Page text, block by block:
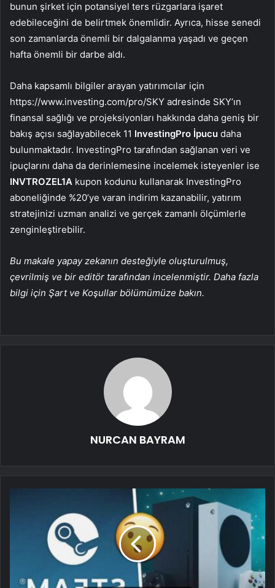
bunun şirket için potansiyel ters rüzgarlara işaret
edebileceğini de belirtmek önemlidir. Ayrıca, hisse senedi
son zamanlarda önemli bir dalgalanma yaşadı ve geçen
hafta önemli bir darbe aldı.
Daha kapsamlı bilgiler arayan yatırımcılar için
https://www.investing.com/pro/SKY adresinde SKY’ın
finansal sağlığı ve projeksiyonları hakkında daha geniş bir
bakış açısı sağlayabilecek 11 InvestingPro İpucu daha
bulunmaktadır. InvestingPro tarafından sağlanan veri ve
ipuçlarını daha da derinlemesine incelemek isteyenler ise
INVTROZEL1A kupon kodunu kullanarak InvestingPro
aboneliğinde %20’ye varan indirim kazanabilir, yatırım
stratejinizi uzman analizi ve gerçek zamanlı ölçümlerle
zenginleştirebilir.
Bu makale yapay zekanın desteğiyle oluşturulmuş,
çevrilmiş ve bir editör tarafından incelenmiştir. Daha fazla
bilgi için Şart ve Koşullar bölümümüze bakın.
NURCAN BAYRAM